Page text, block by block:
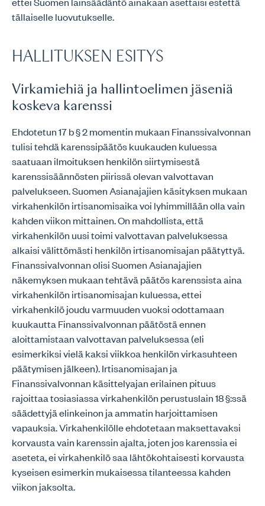
tällaiselle luovutukselle.
HALLITUKSEN ESITYS
Virkamiehiä ja hallintoelimen jäseniä
koskeva karenssi
Ehdotetun 17 b § 2 momentin mukaan Finanssivalvonnan
tulisi tehdä karenssipäätös kuukauden kuluessa
saatuaan ilmoituksen henkilön siirtymisestä
karenssisäännösten piirissä olevan valvottavan
palvelukseen. Suomen Asianajajien käsityksen mukaan
virkahenkilön irtisanomisaika voi lyhimmillään olla vain
kahden viikon mittainen. On mahdollista, että
virkahenkilön uusi toimi valvottavan palveluksessa
alkaisi välittömästi henkilön irtisanomisajan päätyttyä.
Finanssivalvonnan olisi Suomen Asianajajien
näkemyksen mukaan tehtävä päätös karenssista aina
virkahenkilön irtisanomisajan kuluessa, ettei
virkahenkilö joudu varmuuden vuoksi odottamaan
kuukautta Finanssivalvonnan päätöstä ennen
aloittamistaan valvottavan palveluksessa (eli
esimerkiksi vielä kaksi viikkoa henkilön virkasuhteen
päätymisen jälkeen). Irtisanomisajan ja
Finanssivalvonnan käsittelyajan erilainen pituus
rajoittaa tosiasiassa virkahenkilön perustuslain 18 §:ssä
säädettyjä elinkeinon ja ammatin harjoittamisen
vapauksia. Virkahenkilölle ehdotetaan maksettavaksi
korvausta vain karenssin ajalta, joten jos karenssia ei
aseteta, ei virkahenkilö saa lähtökohtaisesti korvausta
kyseisen esimerkin mukaisessa tilanteessa kahden
viikon jaksolta.